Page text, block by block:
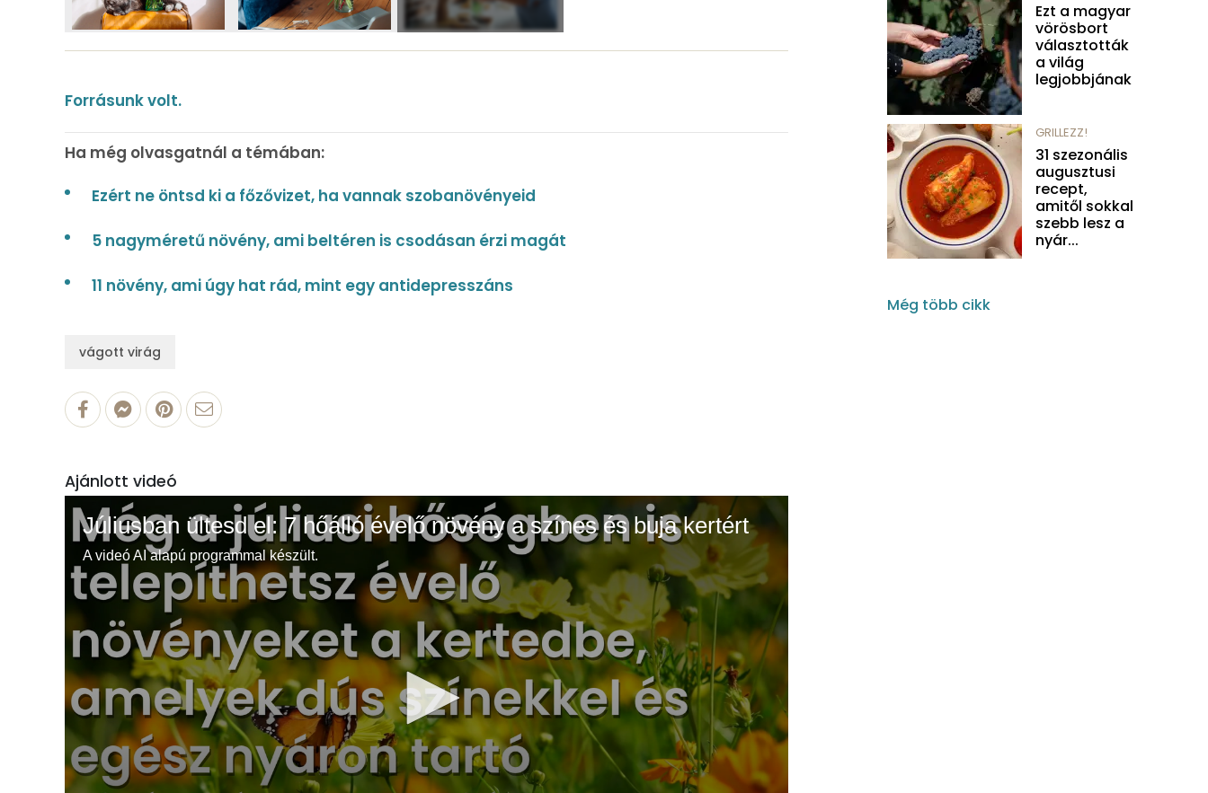
Forrásunk volt.
Ha még olvasgatnál a témában:
Ezért ne öntsd ki a főzővizet, ha vannak szobanövényeid
5 nagyméretű növény, ami beltéren is csodásan érzi magát
11 növény, ami úgy hat rád, mint egy antidepresszáns
vágott virág
Ajánlott videó
Júliusban ültesd el: 7 hőálló évelő növény a színes és buja kertért
A videó AI alapú programmal készült.
Ezt a magyar
vörösbort
választották
a világ
legjobbjának
GRILLEZZ!
31 szezonális
augusztusi
recept,
amitől sokkal
szebb lesz a
nyár...
Még több cikk